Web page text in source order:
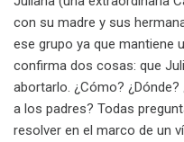
con su madre y sus
ese grupo ya que mantiene
confirma dos cosas: que
abortarlo. ¿Cómo?
a los padres? Todas
resolver en el marco de un